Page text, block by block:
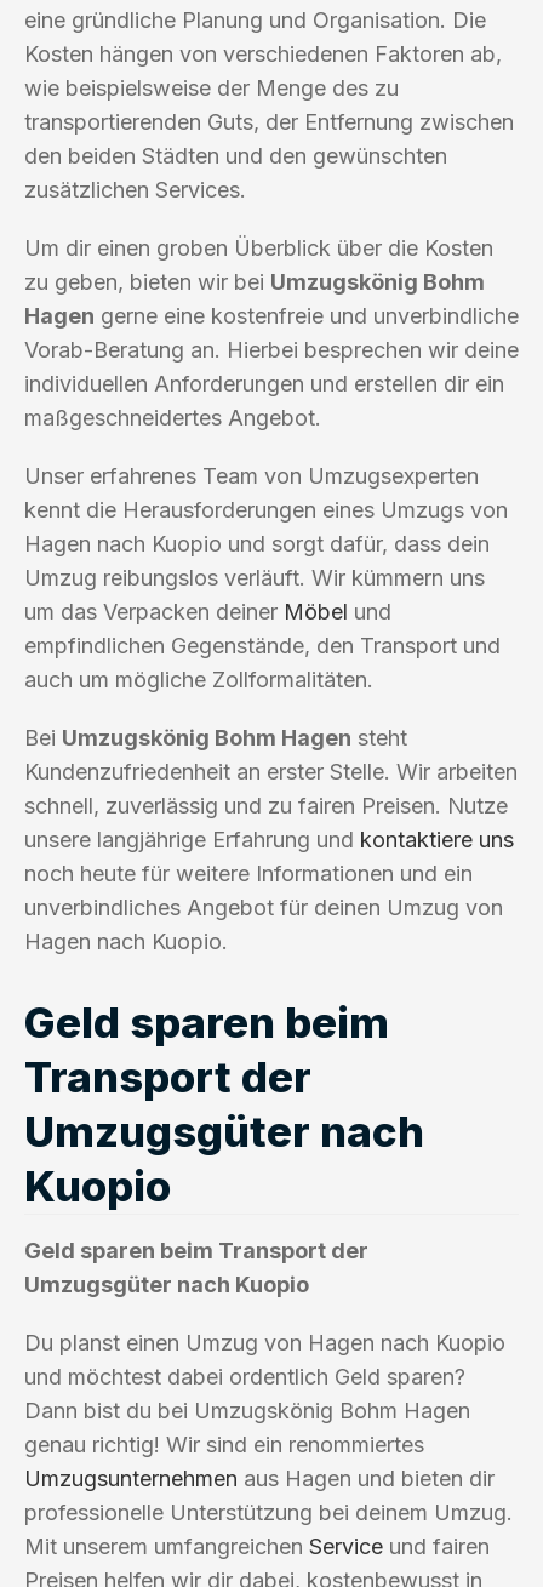
eine gründliche Planung und Organisation. Die
Kosten hängen von verschiedenen Faktoren ab,
wie beispielsweise der Menge des zu
transportierenden Guts, der Entfernung zwischen
den beiden Städten und den gewünschten
zusätzlichen Services.
Um dir einen groben Überblick über die Kosten
zu geben, bieten wir bei Umzugskönig Bohm
Hagen gerne eine kostenfreie und unverbindliche
Vorab-Beratung an. Hierbei besprechen wir deine
individuellen Anforderungen und erstellen dir ein
maßgeschneidertes Angebot.
Unser erfahrenes Team von Umzugsexperten
kennt die Herausforderungen eines Umzugs von
Hagen nach Kuopio und sorgt dafür, dass dein
Umzug reibungslos verläuft. Wir kümmern uns
um das Verpacken deiner Möbel und
empfindlichen Gegenstände, den Transport und
auch um mögliche Zollformalitäten.
Bei Umzugskönig Bohm Hagen steht
Kundenzufriedenheit an erster Stelle. Wir arbeiten
schnell, zuverlässig und zu fairen Preisen. Nutze
unsere langjährige Erfahrung und kontaktiere uns
noch heute für weitere Informationen und ein
unverbindliches Angebot für deinen Umzug von
Hagen nach Kuopio.
Geld sparen beim
Transport der
Umzugsgüter nach
Kuopio
Geld sparen beim Transport der
Umzugsgüter nach Kuopio
Du planst einen Umzug von Hagen nach Kuopio
und möchtest dabei ordentlich Geld sparen?
Dann bist du bei Umzugskönig Bohm Hagen
genau richtig! Wir sind ein renommiertes
Umzugsunternehmen aus Hagen und bieten dir
professionelle Unterstützung bei deinem Umzug.
Mit unserem umfangreichen Service und fairen
Preisen helfen wir dir dabei, kostenbewusst in